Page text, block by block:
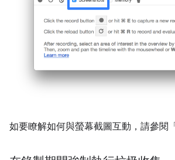
如要瞭解如何與螢幕截圖互動，請參閱「